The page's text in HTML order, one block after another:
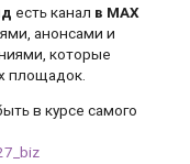
есть канал в MAX
анонсами и
которые
площадок.
в курсе самого